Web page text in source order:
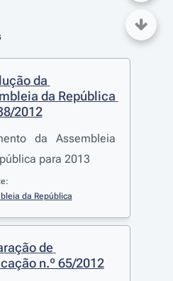
da
da República
2012
da Assembleia
para 2013
da República
de
n.º 65/2012